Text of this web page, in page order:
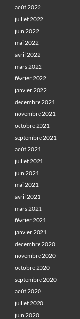
août 2022
juillet 2022
juin 2022
mai 2022
avril 2022
mars 2022
février 2022
janvier 2022
décembre 2021
novembre 2021
octobre 2021
septembre 2021
août 2021
juillet 2021
juin 2021
mai 2021
avril 2021
mars 2021
février 2021
janvier 2021
décembre 2020
novembre 2020
octobre 2020
septembre 2020
août 2020
juillet 2020
juin 2020